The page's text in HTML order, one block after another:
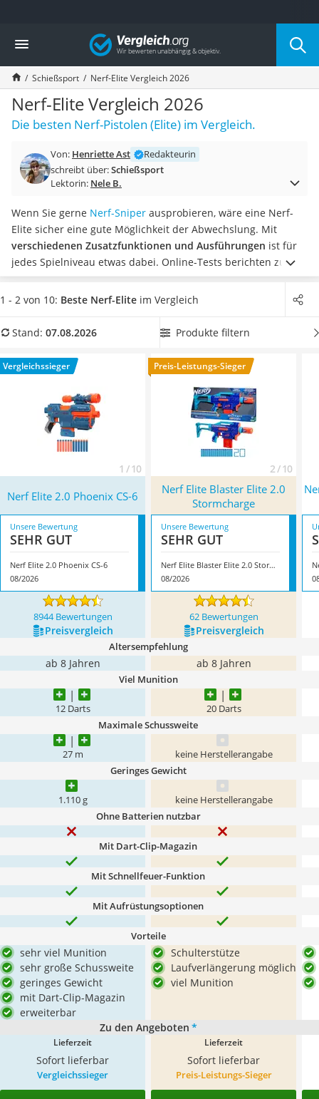
Die beliebtesten Vergleiche nach Kategorie
Freizeit & Sport
Gartentrampolin
Trampolin
Metalldetektor
Eufab-Fahrradträger
Trampolin 366 cm
Aluminium-Koffer
Futterboot
E-Bike-Dreirad
Trekkingschuhe Herren
Reisetasche mit Rollen
Klimmzugstation
Koffer
Nachtsichtgerät
Handgepäck-Koffer
Wanderschuhe Herren
Sicherheitsweste Reiten
Vergleich
Schießsport Nerf-Elite Vergleich 2026
Nerf-Elite Vergleich 2026
Die besten Nerf-Pistolen (Elite) im Vergleich.
Von: Henriette Ast
Redakteurin
schreibt über:Schießsport
Lektorin: Nele B.
Wenn Sie gerne Nerf-Sniper ausprobieren, wäre eine Nerf-
Elite sicher eine gute Möglichkeit der Abwechslung. Mit
verschiedenen Zusatzfunktionen und Ausführungen ist für
jedes Spielniveau etwas dabei. Online-Tests berichten zudem
von Elites mit weniger als 400 Gramm Gewicht für ein
komfortables Spielerlebnis.Wählen Sie jetzt aus unserer
Schussweite , damit das Abfeuern der Darts auch aus
hier im August 2026 besonders das ModellNerf Elite 2.0
Phoenix CS-6* mit seinen Eigenschaften.
1 - 2 von 10: Beste Nerf-Elite im Vergleich
Stand: 07.08.2026 Produkte filtern
Vergleichssieger
1 / 10
Preis-Leistungs-Sieger
2 / 10
Nerf Elite 2.0 Phoenix CS-6
Nerf Elite Blaster Elite 2.0
Stormcharge
Unsere Bewertung
SEHR GUT
Nerf Elite 2.0 Phoenix CS-6
08/2026
Unsere Bewertung
SEHR GUT
Nerf Elite Blaster Elite 2.0 Stormcharge
08/2026
8944 Bewertungen 62 Bewertungen
Preis­vergleich Preis­vergleich
Altersempfehlung
ab 8 Jahren ab 8 Jahren
Viel Munition
12 Darts 20 Darts
Maximale Schussweite
27 m keine Herstellerangabe
Geringes Gewicht
1.110 g keine Herstellerangabe
Ohne Batterien nutzbar
Mit Dart-Clip-Magazin
Mit Schnellfeuer-Funktion
Mit Aufrüstungsoptionen
Vorteile
sehr viel Munition
sehr große Schussweite
geringes Gewicht
mit Dart-Clip-Magazin
erweiterbar
Schulterstütze
Laufverlängerung möglich
viel Munition
Zu den Angeboten *
Lieferzeit
Sofort lieferbar
Lieferzeit
Sofort lieferbar
Vergleichssieger Preis-Leistungs-Sieger